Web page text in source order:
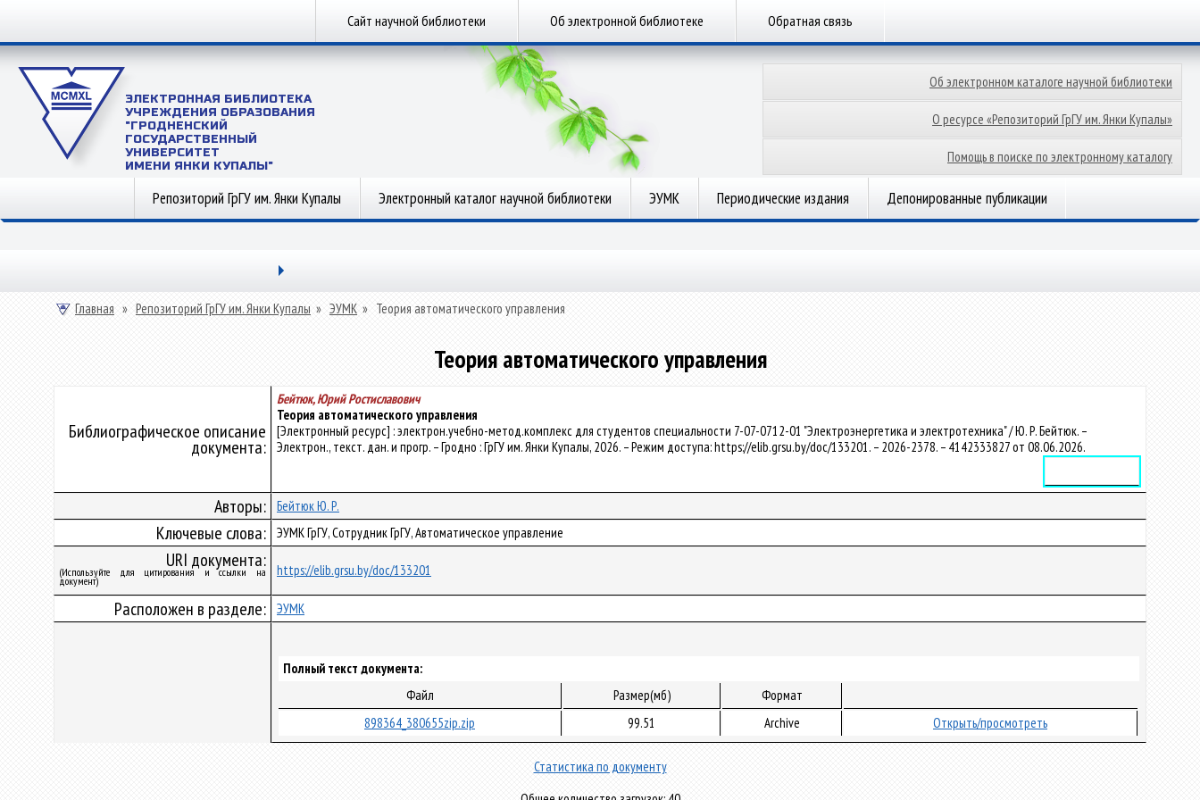
Сайт научной библиотеки Об электронной библиотеке Обратная связь
ЭЛЕКТРОННАЯ БИБЛИОТЕКА
УЧРЕЖДЕНИЯ ОБРАЗОВАНИЯ
"ГРОДНЕНСКИЙ
ГОСУДАРСТВЕННЫЙ
УНИВЕРСИТЕТ
ИМЕНИ ЯНКИ КУПАЛЫ"
Об электронном каталоге научной библиотеки
О ресурсе «Репозиторий ГрГУ им. Янки Купалы»
Помощь в поиске по электронному каталогу
Репозиторий ГрГУ им. Янки Купалы Электронный каталог научной библиотеки ЭУМК Периодические издания Депонированные публикации
Главная » Репозиторий ГрГУ им. Янки Купалы » ЭУМК » Теория автоматического управления
Теория автоматического управления
Библиографическое описание
документа:
Бейтюк, Юрий Ростиславович
Теория автоматического управления
[Электронный ресурс] : электрон.учебно-метод.комплекс для студентов специальности 7-07-0712-01 "Электроэнергетика и электротехника" / Ю. Р. Бейтюк. –
Электрон., текст. дан. и прогр. – Гродно : ГрГУ им. Янки Купалы, 2026. – Режим доступа: https://elib.grsu.by/doc/133201. – 2026-2378. – 4142333827 от 08.06.2026.
Авторы: Бейтюк Ю. Р.
Ключевые слова: ЭУМК ГрГУ, Сотрудник ГрГУ, Автоматическое управление
URI документа:
(Используйте для цитирования и ссылки на
документ)
https://elib.grsu.by/doc/133201
Расположен в разделе: ЭУМК
Полный текст документа:
Файл
Размер(мб)
Формат
898364_380655zip.zip
99.51 Archive Открыть/просмотреть
Статистика по документу